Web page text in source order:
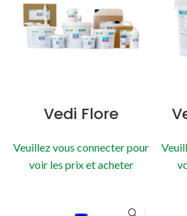
Vedi Flore
Veuillez vous connecter pour
voir les prix et acheter